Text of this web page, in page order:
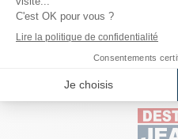
confidentialité